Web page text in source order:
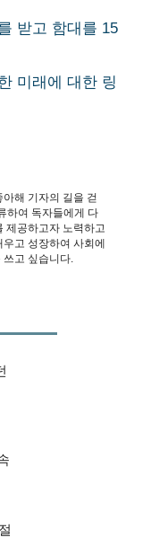
받고 함대를 ​​15
미래에 대한 링
해 기자의 길을 걷
하여 독자들에게 다
제공하고자 노력하고
고 성장하여 사회에
쓰고 싶습니다.